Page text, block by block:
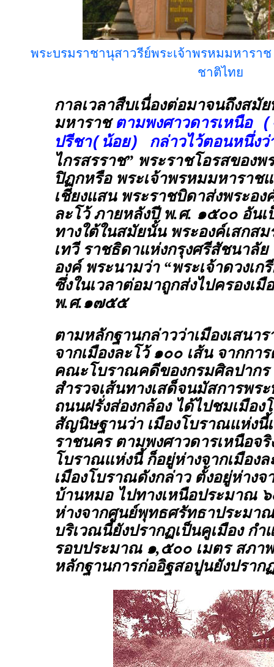
พระบรมราชานุสาวรีย์พระเจ้าพรหมมหารา
ชาติไทย
กาลเวลาสืบเนื่องต่อมาจนถึงสมั
มหาราชตามพงศาวดารเหนือ (
ปรีชา(น้อย) กล่าวไว้ตอนหนึ่งว่
ไกรสรราช” พระราชโอรสของพ
ปิฏกหรือ พระเจ้าพรหมมหาราช
เชียงแสน พระราชบิดาส่งพระอง
ละโว้ ภายหลังปี พ.ศ. ๑๕๐๐ อันเ
ทางใต้ในสมัยนั้น พระองค์เสกส
เทวี ราชธิดาแห่งกรุงศรีสัชนาลั
องค์ พระนามว่า “พระเจ้าดวงเ
ซึ่งในเวลาต่อมาถูกส่งไปครองเมื
พ.ศ.๑๗๕๕
ตามหลักฐานกล่าวว่าเมืองเสนา
จากเมืองละโว้ ๑๐๐ เส้น จากกา
คณะโบราณคดีของกรมศิลปาก
สำรวจเส้นทางเสด็จนมัสการพร
ถนนฝรั่งส่องกล้อง ได้ไปชมเมือ
สัญนิษฐานว่า เมืองโบราณแห่งนี้
ราชนคร ตามพงศาวดารเหนือจริ
โบราณแห่งนี้ ก็อยู่ห่างจากเมืองล
เมืองโบราณดังกล่าว ตั้งอยู่ห่างจ
บ้านหมอ ไปทางเหนือประมาณ
ห่างจากศูนย์พุทธศรัทธาประมา
บริเวณนี้ยังปรากฏเป็นคูเมือง กำ
รอบประมาณ ๑,๕๐๐ เมตร สภา
หลักฐานการก่ออิฐสอปูนยังปราก